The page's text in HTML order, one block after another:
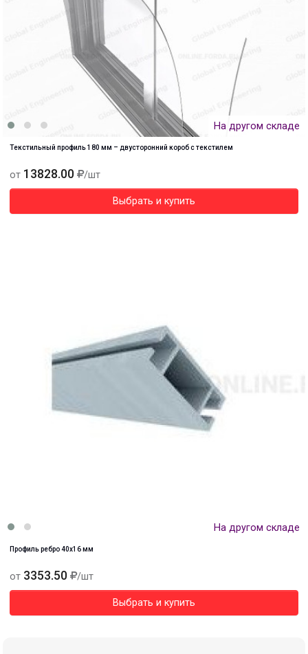
На другом складе
Текстильный профиль 180 мм – двусторонний короб с текстилем
от 13828.00 /шт
Выбрать и купить
На другом складе
Профиль ребро 40х16 мм
от 3353.50 /шт
Выбрать и купить